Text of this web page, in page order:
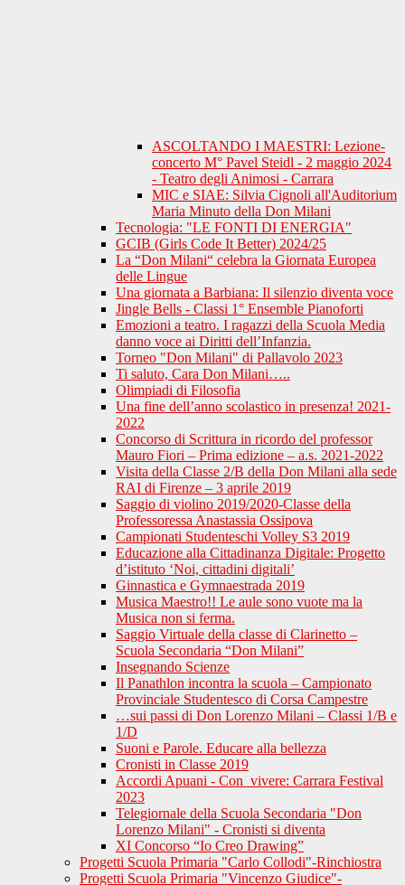
ASCOLTANDO I MAESTRI: Lezione-
concerto M° Pavel Steidl - 2 maggio 2024
- Teatro degli Animosi - Carrara
MIC e SIAE: Silvia Cignoli all'Auditorium
Maria Minuto della Don Milani
Tecnologia: "LE FONTI DI ENERGIA"
GCIB (Girls Code It Better) 2024/25
La “Don Milani“ celebra la Giornata Europea
delle Lingue
Una giornata a Barbiana: Il silenzio diventa voce
Jingle Bells - Classi 1° Ensemble Pianoforti
Emozioni a teatro. I ragazzi della Scuola Media
danno voce ai Diritti dell’Infanzia.
Torneo "Don Milani" di Pallavolo 2023
Ti saluto, Cara Don Milani…..
Olimpiadi di Filosofia
Una fine dell’anno scolastico in presenza! 2021-
2022
Concorso di Scrittura in ricordo del professor
Mauro Fiori – Prima edizione – a.s. 2021-2022
Visita della Classe 2/B della Don Milani alla sede
RAI di Firenze – 3 aprile 2019
Saggio di violino 2019/2020-Classe della
Professoressa Anastassia Ossipova
Campionati Studenteschi Volley S3 2019
Educazione alla Cittadinanza Digitale: Progetto
d’istituto ‘Noi, cittadini digitali’
Ginnastica e Gymnaestrada 2019
Musica Maestro!! Le aule sono vuote ma la
Musica non si ferma.
Saggio Virtuale della classe di Clarinetto –
Scuola Secondaria “Don Milani”
Insegnando Scienze
Il Panathlon incontra la scuola – Campionato
Provinciale Studentesco di Corsa Campestre
…sui passi di Don Lorenzo Milani – Classi 1/B e
1/D
Suoni e Parole. Educare alla bellezza
Cronisti in Classe 2019
Accordi Apuani - Con_vivere: Carrara Festival
2023
Telegiornale della Scuola Secondaria "Don
Lorenzo Milani" - Cronisti si diventa
XI Concorso “Io Creo Drawing”
Progetti Scuola Primaria "Carlo Collodi"-Rinchiostra
Progetti Scuola Primaria "Vincenzo Giudice"-